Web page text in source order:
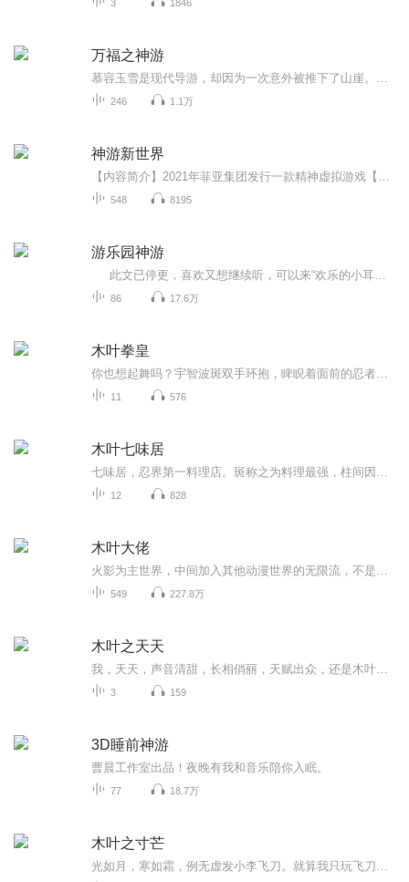
3 1846
万福之神游
246 1.1万
神游新世界
548 8195
游乐园神游
86 17.6万
木叶拳皇
11 576
木叶七味居
12 828
木叶大佬
549 227.8万
木叶之天天
3 159
3D睡前神游
曹晨工作室出品！夜晚有我和音乐陪你入眠。
77 18.7万
木叶之寸芒